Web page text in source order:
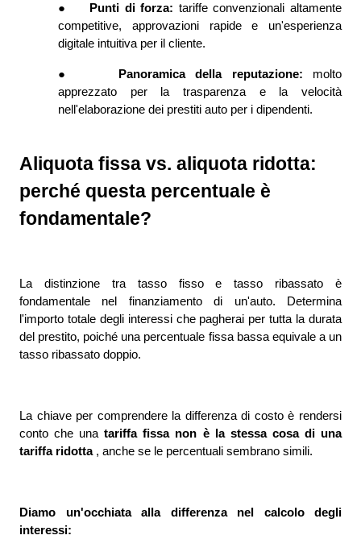
● Punti di forza: tariffe convenzionali altamente
competitive, approvazioni rapide e un'esperienza
digitale intuitiva per il cliente.
● Panoramica della reputazione: molto
apprezzato per la trasparenza e la velocità
nell'elaborazione dei prestiti auto per i dipendenti.
Aliquota fissa vs. aliquota ridotta:
perché questa percentuale è
fondamentale?
La distinzione tra tasso fisso e tasso ribassato è
fondamentale nel finanziamento di un'auto. Determina
l'importo totale degli interessi che pagherai per tutta la durata
del prestito, poiché una percentuale fissa bassa equivale a un
tasso ribassato doppio.
La chiave per comprendere la differenza di costo è rendersi
conto che una tariffa fissa non è la stessa cosa di una
tariffa ridotta , anche se le percentuali sembrano simili.
Diamo un'occhiata alla differenza nel calcolo degli
interessi: